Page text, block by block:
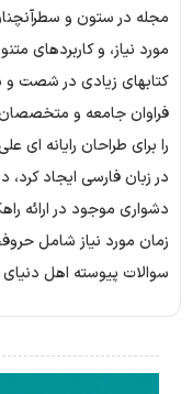
مجله در ستون و
مورد نیاز، و کاربردهای
کتابهای زیادی در شصت
فراوان جامعه و متخصصان
را برای طراحان رایانه
در زبان فارسی ایجاد
دشواری موجود در ارائه
زمان مورد نیاز شامل
سوالات پیوسته اهل دنیای